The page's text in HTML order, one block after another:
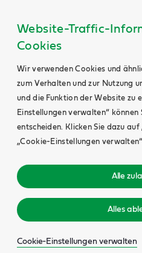
Website-Traffic-
Cookies
Wir verwenden Cookies und
zum Verhalten und zur Nutzung
und die Funktion der Website zu
Einstellungen verwalten“ können
entscheiden. Klicken Sie dazu
„Cookie-Einstellungen
Alle
Alles
Cookie-Einstellungen verwalten